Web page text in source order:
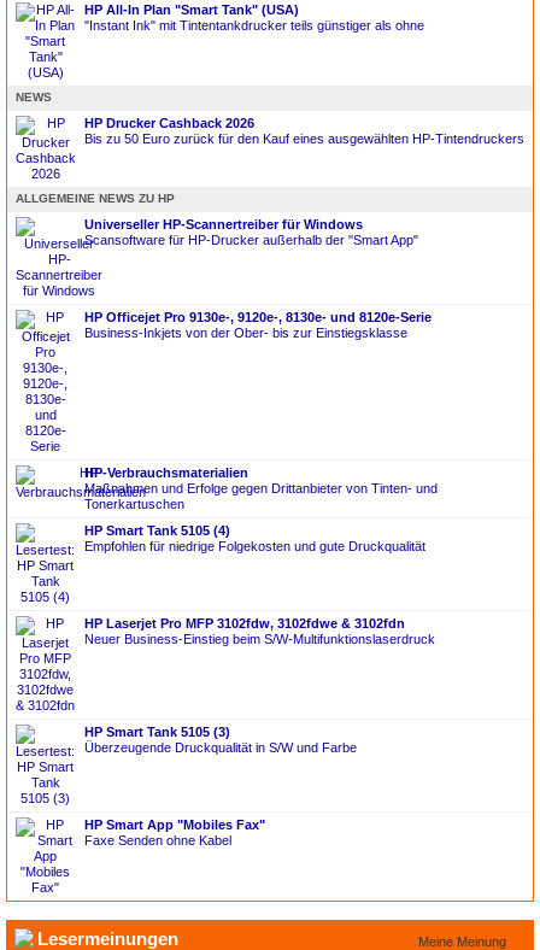
HP All-In Plan "Smart Tank" (USA)
"Instant Ink" mit Tintentankdrucker teils günstiger als ohne
NEWS
HP Drucker Cashback 2026
Bis zu 50 Euro zurück für den Kauf eines ausgewählten HP-Tintendruckers
ALLGEMEINE NEWS ZU HP
Universeller HP-Scannertreiber für Windows
Scansoftware für HP-Drucker außerhalb der "Smart App"
HP Officejet Pro 9130e-, 9120e-, 8130e- und 8120e-Serie
Business-Inkjets von der Ober- bis zur Einstiegsklasse
HP-Verbrauchsmaterialien
Maßnahmen und Erfolge gegen Drittanbieter von Tinten- und
Tonerkartuschen
HP Smart Tank 5105 (4)
Empfohlen für niedrige Folgekosten und gute Druckqualität
HP Laserjet Pro MFP 3102fdw, 3102fdwe & 3102fdn
Neuer Business-Einstieg beim S/W-Multifunktionslaserdruck
HP Smart Tank 5105 (3)
Überzeugende Druckqualität in S/W und Farbe
HP Smart App "Mobiles Fax"
Faxe Senden ohne Kabel
Lesermeinungen Meine Meinung